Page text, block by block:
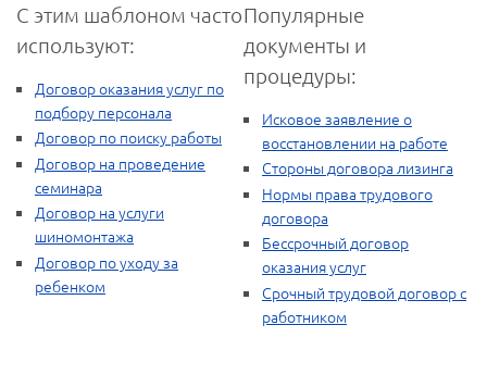
С этим шаблоном часто
используют:
Договор оказания услуг по
подбору персонала
Договор по поиску работы
Договор на проведение
семинара
Договор на услуги
шиномонтажа
Договор по уходу за
ребенком
Популярные
документы и
процедуры:
Исковое заявление о
восстановлении на работе
Стороны договора лизинга
Нормы права трудового
договора
Бессрочный договор
оказания услуг
Срочный трудовой договор с
работником